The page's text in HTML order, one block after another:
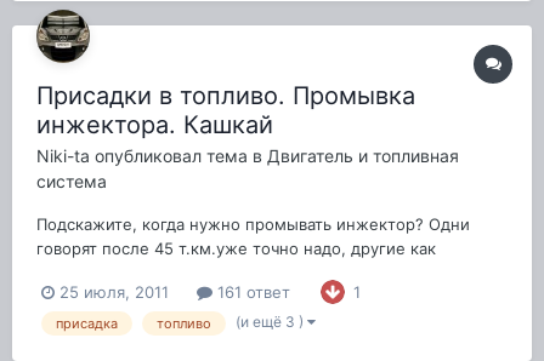
Присадки в топливо. Промывка
инжектора. Кашкай
Niki-ta опубликовал тема в Двигатель и топливная
система
Подскажите, когда нужно промывать инжектор? Одни
говорят после 45 т.км.уже точно надо, другие как
25 июля, 2011
161 ответ 1
присадка топливо (и ещё 3 )